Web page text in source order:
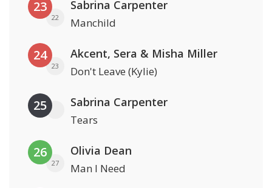
23
22
Sabrina Carpenter
Manchild
24
23
Akcent, Sera & Misha Miller
Don't Leave (Kylie)
25 Sabrina Carpenter
Tears
26
27
Olivia Dean
Man I Need